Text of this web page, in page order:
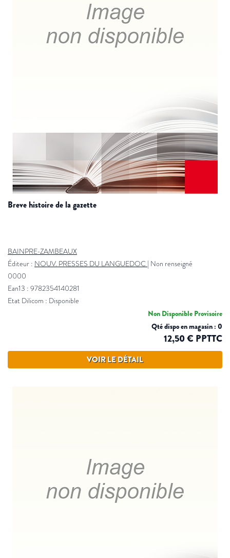
breve histoire de la gazette
BAINPRE-ZAMBEAUX
Éditeur : NOUV. PRESSES DU LANGUEDOC | Non renseigné
0000
Ean13 : 9782354140281
Etat Dilicom : Disponible
Non Disponible Provisoire
Qté dispo en magasin : 0
12,50 € PPTTC
VOIR LE DÉTAIL